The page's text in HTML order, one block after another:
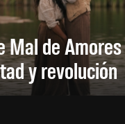
Mal de
y revolución